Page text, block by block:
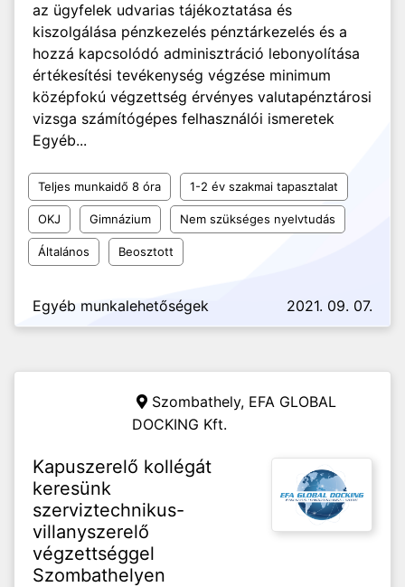
az ügyfelek udvarias tájékoztatása és
kiszolgálása pénzkezelés pénztárkezelés és a
hozzá kapcsolódó adminisztráció lebonyolítása
értékesítési tevékenység végzése minimum
középfokú végzettség érvényes valutapénztárosi
vizsga számítógépes felhasználói ismeretek
Egyéb...
Teljes munkaidő 8 óra 1-2 év szakmai tapasztalat
OKJ Gimnázium Nem szükséges nyelvtudás
Általános Beosztott
Egyéb munkalehetőségek 2021. 09. 07.
Szombathely, EFA GLOBAL
DOCKING Kft.
Kapuszerelő kollégát
keresünk
szerviztechnikus-
villanyszerelő
végzettséggel
Szombathelyen